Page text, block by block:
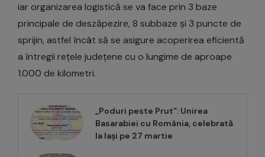
iar organizarea logistică se va face prin 3 baze
principale de deszăpezire, 8 subbaze și 3 puncte de
sprijin, astfel încât să se asigure acoperirea eficientă
a întregii rețele județene cu o lungime de aproape
1.000 de kilometri.
„Poduri peste Prut”: Unirea
Basarabiei cu România, celebrată
la Iași pe 27 martie